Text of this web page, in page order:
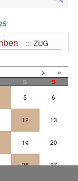
:: ZUG
> »
S
S
5 6
12 13
19 20
26 27